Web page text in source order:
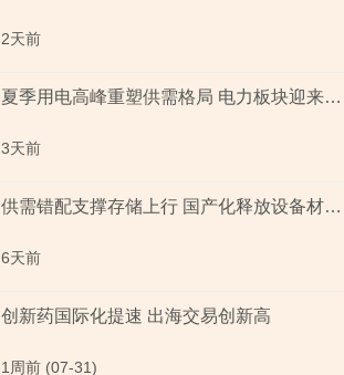
2天前
夏季用电高峰重塑供需格局 电力板块迎来量价齐升
3天前
供需错配支撑存储上行 国产化释放设备材料红利
6天前
创新药国际化提速 出海交易创新高
1周前 (07-31)